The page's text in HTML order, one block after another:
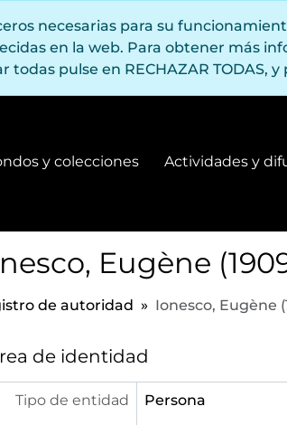
necesarias para su
en la web. Para obtener más
todas pulse en RECHAZAR
y colecciones
Fondos y colecciones
Actividades y
Eugène
de autoridad Ionesco, Eugène
de identidad
Tipo de entidad Persona